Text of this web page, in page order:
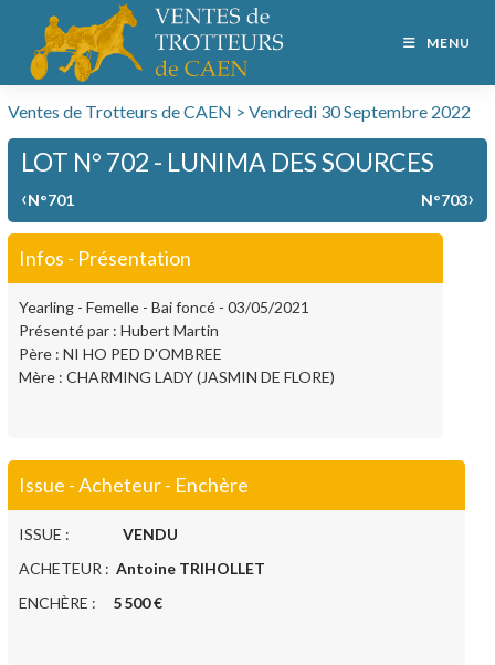
MENU
Ventes de Trotteurs de CAEN > Vendredi 30 Septembre 2022
LOT N° 702 - LUNIMA DES SOURCES
‹N°701 N°703›
Infos - Présentation
Yearling - Femelle - Bai foncé - 03/05/2021
Présenté par : Hubert Martin
Père : NI HO PED D'OMBREE
Mère : CHARMING LADY (JASMIN DE FLORE)
Issue - Acheteur - Enchère
ISSUE : VENDU
ACHETEUR : Antoine TRIHOLLET
ENCHÈRE : 5 500 €